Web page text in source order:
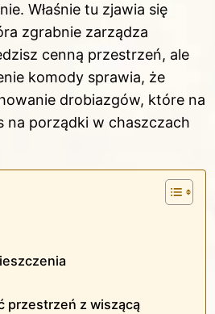
Właśnie tu zjawia się
zgrabnie zarządza
cenną przestrzeń, ale
komody sprawia, że
drobiazgów, które na
na porządki w chaszczach
przestrzeń z wiszącą